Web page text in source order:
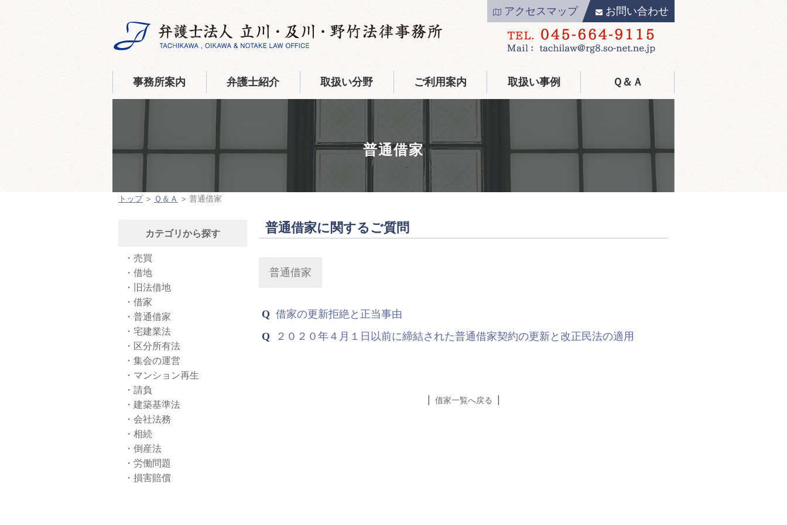
アクセスマップ お問い合わせ
事務所案内 弁護士紹介 取扱い分野 ご利用案内 取扱い事例 Ｑ＆Ａ
普通借家
トップ Ｑ＆Ａ 普通借家
普通借家に関するご質問
普通借家
借家の更新拒絶と正当事由
２０２０年４月１日以前に締結された普通借家契約の更新と改正民法の適用
借家一覧へ戻る
カテゴリから探す
売買
借地
旧法借地
借家
普通借家
宅建業法
区分所有法
集会の運営
マンション再生
請負
建築基準法
会社法務
相続
倒産法
労働問題
損害賠償